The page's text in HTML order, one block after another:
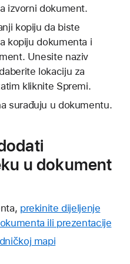
izvorni dokument.
kopiju da biste
kopiju dokumenta i
Unesite naziv
lokaciju za
kliknite Spremi.
surađuju u dokumentu.
u dokument
prekinite dijeljenje
ili prezentacije
mapi